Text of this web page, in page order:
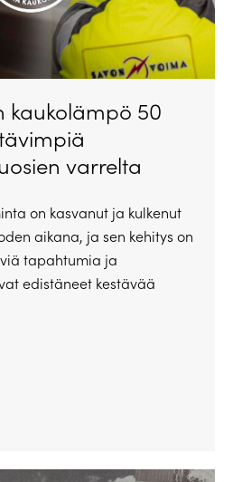
kaukolämpö 50
varrelta
on kasvanut ja kulkenut
aikana, ja sen kehitys on
tapahtumia ja
edistäneet kestävää